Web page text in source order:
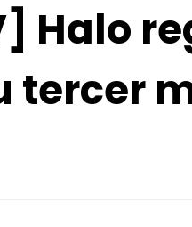
Halo
tercer